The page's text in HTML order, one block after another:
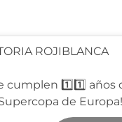
ROJIBLANCA
cumplen 1️⃣1️⃣ años
de Europa!